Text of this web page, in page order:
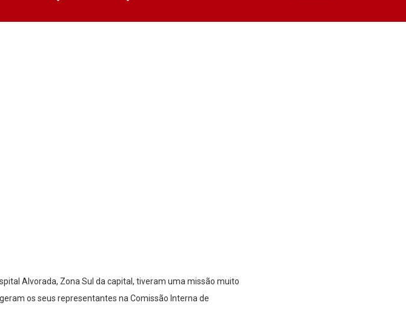
Alvorada, Zona Sul da capital, tiveram uma missão muito
os seus representantes na Comissão Interna de